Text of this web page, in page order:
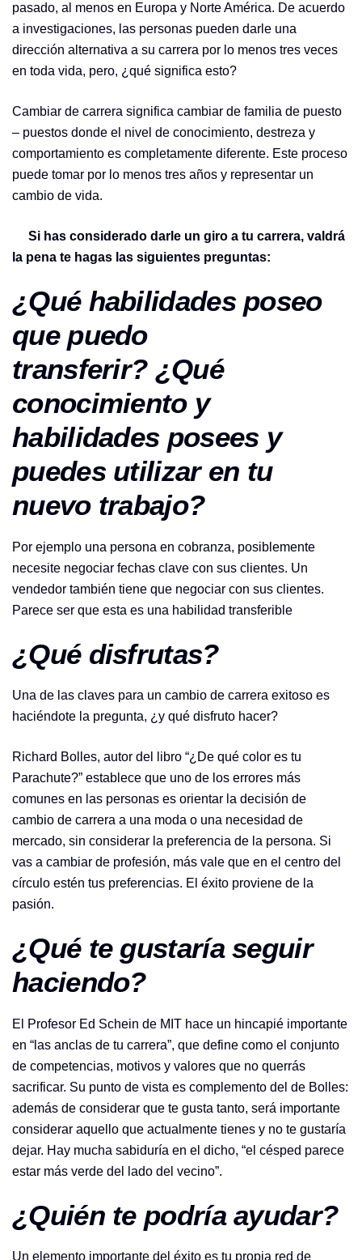
pasado, al menos en Europa y Norte América. De acuerdo
a investigaciones, las personas pueden darle una
dirección alternativa a su carrera por lo menos tres veces
en toda vida, pero, ¿qué significa esto?
Cambiar de carrera significa cambiar de familia de puesto
– puestos donde el nivel de conocimiento, destreza y
comportamiento es completamente diferente. Este proceso
puede tomar por lo menos tres años y representar un
cambio de vida.
Si has considerado darle un giro a tu carrera, valdrá
la pena te hagas las siguientes preguntas:
¿Qué habilidades poseo
que puedo
transferir? ¿Qué
conocimiento y
habilidades posees y
puedes utilizar en tu
nuevo trabajo?
Por ejemplo una persona en cobranza, posiblemente
necesite negociar fechas clave con sus clientes. Un
vendedor también tiene que negociar con sus clientes.
Parece ser que esta es una habilidad transferible
¿Qué disfrutas?
Una de las claves para un cambio de carrera exitoso es
haciéndote la pregunta, ¿y qué disfruto hacer?
Richard Bolles, autor del libro “¿De qué color es tu
Parachute?” establece que uno de los errores más
comunes en las personas es orientar la decisión de
cambio de carrera a una moda o una necesidad de
mercado, sin considerar la preferencia de la persona. Si
vas a cambiar de profesión, más vale que en el centro del
círculo estén tus preferencias. El éxito proviene de la
pasión.
¿Qué te gustaría seguir
haciendo?
El Profesor Ed Schein de MIT hace un hincapié importante
en “las anclas de tu carrera”, que define como el conjunto
de competencias, motivos y valores que no querrás
sacrificar. Su punto de vista es complemento del de Bolles:
además de considerar que te gusta tanto, será importante
considerar aquello que actualmente tienes y no te gustaría
dejar. Hay mucha sabiduría en el dicho, “el césped parece
estar más verde del lado del vecino”.
¿Quién te podría ayudar?
Un elemento importante del éxito es tu propia red de